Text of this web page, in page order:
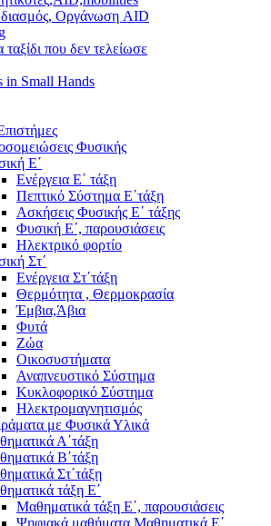
Οργάνωση AID
ταξίδι που δεν τελείωσε
in Small Hands
Φυσικής
Ε΄
Ενέργεια Ε΄ τάξη
Πεπτικό Σύστημα Ε΄τάξη
Ασκήσεις Φυσικής Ε΄ τάξης
Φυσική Ε΄, παρουσιάσεις
Ηλεκτρικό φορτίο
Στ΄
Ενέργεια Στ΄τάξη
Θερμότητα , Θερμοκρασία
Έμβια,Άβια
Φυτά
Ζώα
Οικοσυστήματα
Αναπνευστικό Σύστημα
Κυκλοφορικό Σύστημα
Ηλεκτρομαγνητισμός
με Φυσικά Υλικά
Α΄τάξη
Β΄τάξη
Στ΄τάξη
τάξη Ε΄
Μαθηματικά τάξη Ε΄, παρουσιάσεις
Ψηφιακά μαθήματα Μαθηματικά Ε΄